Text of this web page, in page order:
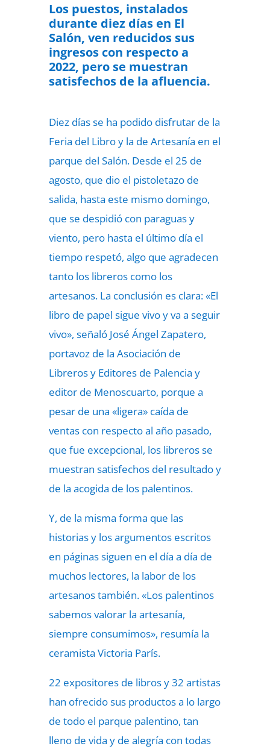
Los puestos, instalados
durante diez días en El
Salón, ven reducidos sus
ingresos con respecto a
2022, pero se muestran
satisfechos de la afluencia.
Diez días se ha podido disfrutar de la
Feria del Libro y la de Artesanía en el
parque del Salón. Desde el 25 de
agosto, que dio el pistoletazo de
salida, hasta este mismo domingo,
que se despidió con paraguas y
viento, pero hasta el último día el
tiempo respetó, algo que agradecen
tanto los libreros como los
artesanos. La conclusión es clara: «El
libro de papel sigue vivo y va a seguir
vivo», señaló José Ángel Zapatero,
portavoz de la Asociación de
Libreros y Editores de Palencia y
editor de Menoscuarto, porque a
pesar de una «ligera» caída de
ventas con respecto al año pasado,
que fue excepcional, los libreros se
muestran satisfechos del resultado y
de la acogida de los palentinos.
Y, de la misma forma que las
historias y los argumentos escritos
en páginas siguen en el día a día de
muchos lectores, la labor de los
artesanos también. «Los palentinos
sabemos valorar la artesanía,
siempre consumimos», resumía la
ceramista Victoria París.
22 expositores de libros y 32 artistas
han ofrecido sus productos a lo largo
de todo el parque palentino, tan
lleno de vida y de alegría con todas